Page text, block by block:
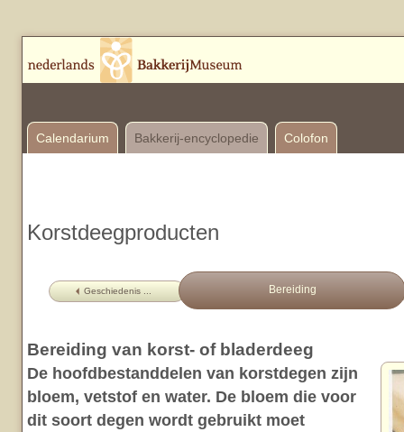
Calendarium Bakkerij-encyclopedie Colofon
Korstdeegproducten
Geschiedenis ... Bereiding
Bereiding van korst- of bladerdeeg
De hoofdbestanddelen van korstdegen zijn
bloem, vetstof en water. De bloem die voor
dit soort degen wordt gebruikt moet